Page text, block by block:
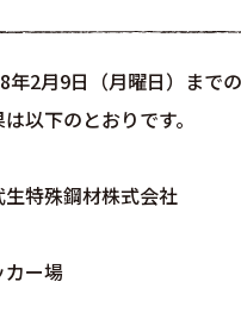
2月9日（月曜日）まで
以下のとおりです。
特殊鋼材株式会社
カー場